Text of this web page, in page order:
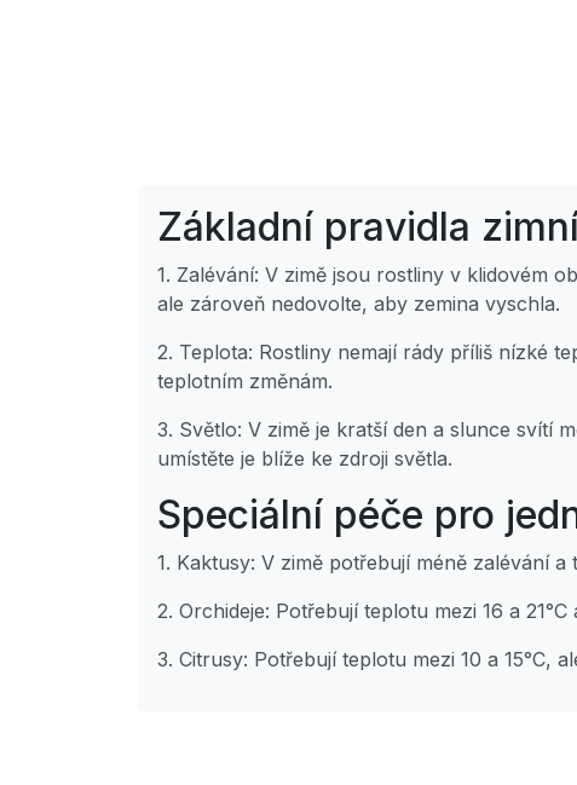
Základní pravidla
1. Zalévání: V zimě jsou rostliny v klidovém
ale zároveň nedovolte, aby zemina vyschla.
2. Teplota: Rostliny nemají rády příliš nízké
teplotním změnám.
3. Světlo: V zimě je kratší den a slunce svítí
umístěte je blíže ke zdroji světla.
Speciální péče pro
1. Kaktusy: V zimě potřebují méně zalévání
2. Orchideje: Potřebují teplotu mezi 16 a
3. Citrusy: Potřebují teplotu mezi 10 a 15°C,